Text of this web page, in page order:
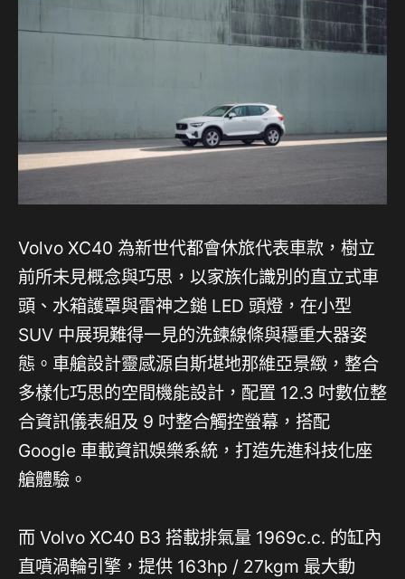
Volvo XC40 為新世代都會休旅代表車款，樹立
前所未見概念與巧思，以家族化識別的直立式車
頭、水箱護罩與雷神之鎚 LED 頭燈，在小型
SUV 中展現難得一見的洗鍊線條與穩重大器姿
態。車艙設計靈感源自斯堪地那維亞景緻，整合
多樣化巧思的空間機能設計，配置 12.3 吋數位整
合資訊儀表組及 9 吋整合觸控螢幕，搭配
Google 車載資訊娛樂系統，打造先進科技化座
艙體驗。
而 Volvo XC40 B3 搭載排氣量 1969c.c. 的缸內
直噴渦輪引擎，提供 163hp / 27kgm 最大動